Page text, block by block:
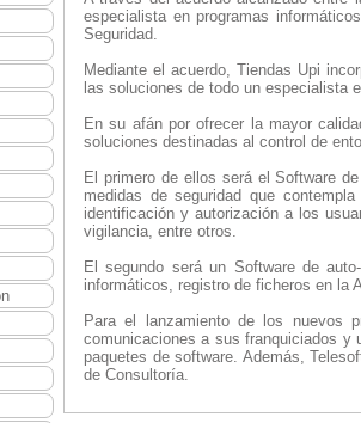
especialista en programas
Seguridad.
Mediante el acuerdo, Tiendas Upi
las soluciones de todo un especialista
En su afán por ofrecer la mayor
soluciones destinadas al control de
El primero de ellos será el Software
medidas de seguridad que
identificación y autorización a los
vigilancia, entre otros.
El segundo será un Software de
informáticos, registro de ficheros en la
Para el lanzamiento de los nuevos
comunicaciones a sus franquiciados y
paquetes de software. Además,
de Consultoría.